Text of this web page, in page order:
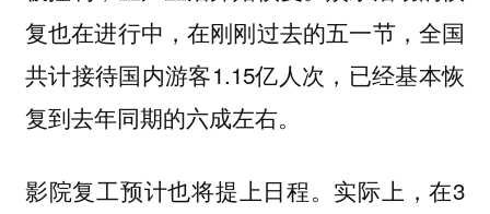
复也在进行中，在刚刚过去的五一节，全国
共计接待国内游客1.15亿人次，已经基本恢
复到去年同期的六成左右。
影院复工预计也将提上日程。实际上，在3